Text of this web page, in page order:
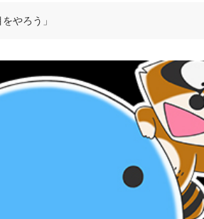
やろう」